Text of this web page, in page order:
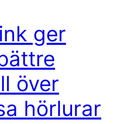
ger
över
hörlurar